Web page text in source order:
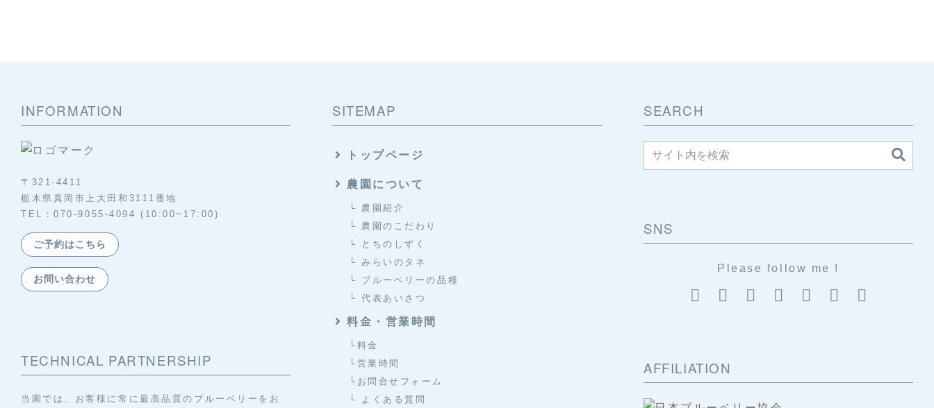
INFORMATION
〒321-4411
栃木県真岡市上大田和3111番地
TEL：070-9055-4094 (10:00~17:00)
ご予約はこちら
お問い合わせ
TECHNICAL PARTNERSHIP
当園では、お客様に常に最高品質のブルーベリーをお
SITEMAP
トップページ
農園について
└ 農園紹介
└ 農園のこだわり
└ とちのしずく
└ みらいのタネ
└ ブルーベリーの品種
└ 代表あいさつ
料金・営業時間
└料金
└営業時間
└お問合せフォーム
└ よくある質問
SEARCH
SNS
Please follow me !
AFFILIATION